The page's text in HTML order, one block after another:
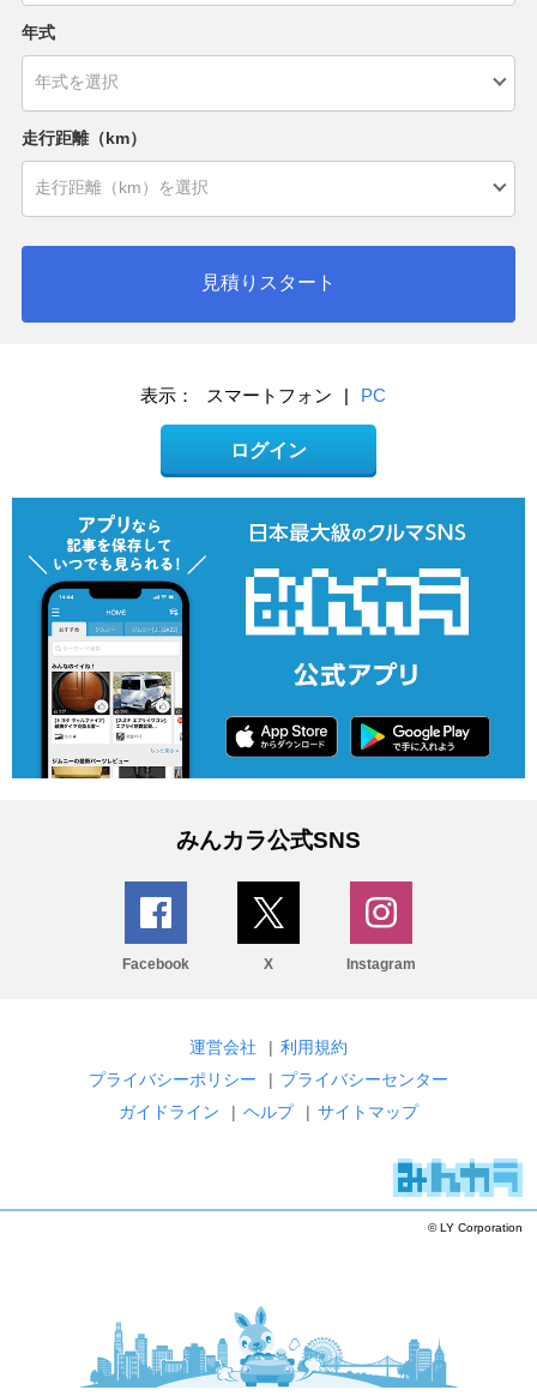
年式
走行距離（km）
見積りスタート
表示： スマートフォン | PC
ログイン
みんカラ公式SNS
Facebook X Instagram
運営会社 | 利用規約
プライバシーポリシー
| プライバシーセンター
ガイドライン
| ヘルプ | サイトマップ
© LY Corporation